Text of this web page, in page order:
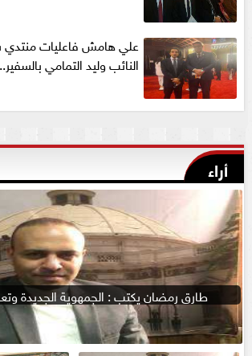
علي هامش فاعليات منتدي
النائب وليد التمامي
أراء
طارق رمضان يكتب : الجمهوية الجديدة